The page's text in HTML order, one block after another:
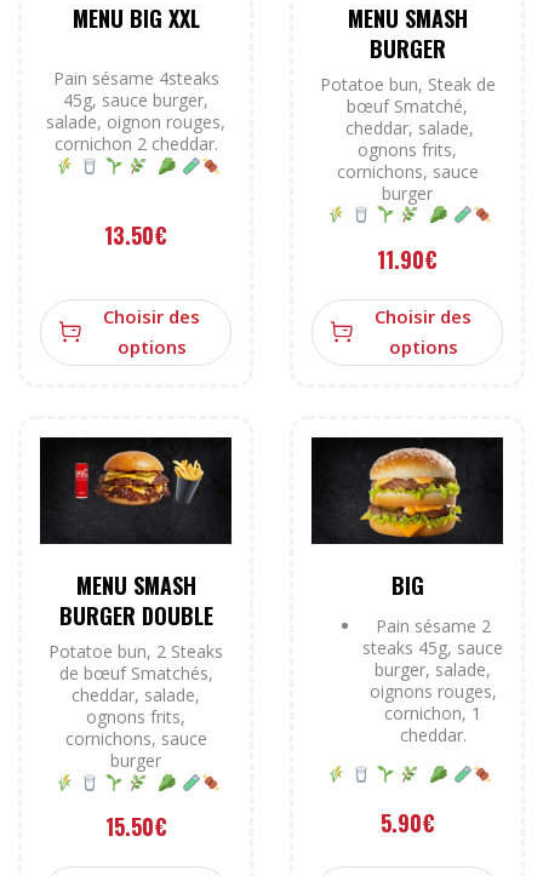
MENU BIG XXL
Pain sésame 4steaks
45g, sauce burger,
salade, oignon rouges,
cornichon 2 cheddar.
13.50€
Choisir des
options
MENU SMASH
BURGER
Potatoe bun, Steak de
bœuf Smatché,
cheddar, salade,
ognons frits,
cornichons, sauce
burger
11.90€
Choisir des
options
MENU SMASH
BURGER DOUBLE
Potatoe bun, 2 Steaks
de bœuf Smatchés,
cheddar, salade,
ognons frits,
cornichons, sauce
burger
15.50€
BIG
Pain sésame 2
steaks 45g, sauce
burger, salade,
oignons rouges,
cornichon, 1
cheddar.
5.90€